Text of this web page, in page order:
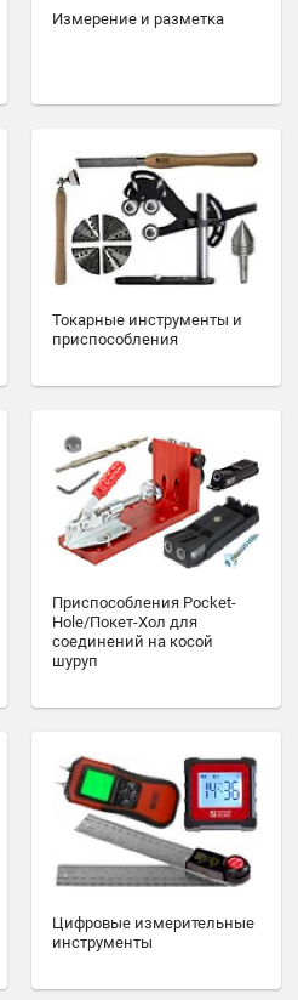
Измерение и разметка
Токарные инструменты и
приспособления
Приспособления Pocket-
Hole/Покет-Хол для
соединений на косой
шуруп
Цифровые измерительные
инструменты